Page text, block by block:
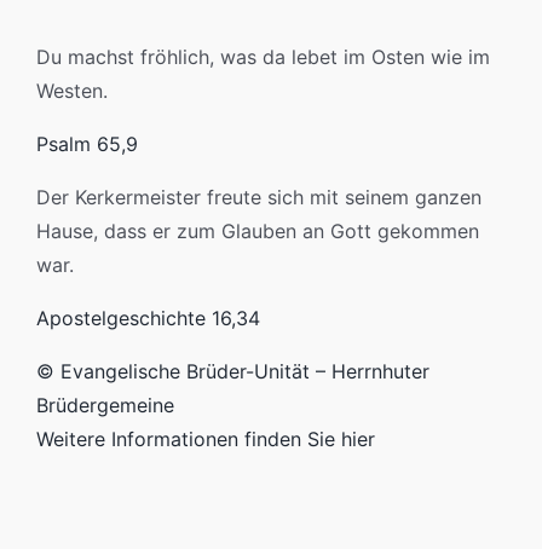
Du machst fröhlich, was da lebet im Osten wie im
Westen.
Psalm 65,9
Der Kerkermeister freute sich mit seinem ganzen
Hause, dass er zum Glauben an Gott gekommen
war.
Apostelgeschichte 16,34
© Evangelische Brüder-Unität – Herrnhuter
Brüdergemeine
Weitere Informationen finden Sie hier